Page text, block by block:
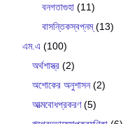
বনগতাগুহা (11)
বাসন্তিকস্বপ্নম্(13)
এম.এ (100)
অর্থশাস্ত্র (2)
অশোকের অনুশাসন(2)
আত্মবোধপ্রকরণ(5)